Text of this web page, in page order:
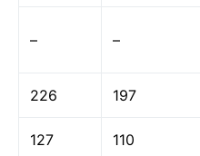
– –
226 197
127 110